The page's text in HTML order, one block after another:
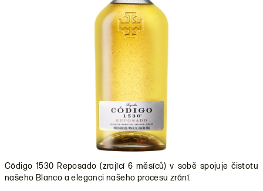
Código 1530 Reposado (zrající 6 měsíců) v sobě spojuje čistotu
našeho Blanco a eleganci našeho procesu zrání.